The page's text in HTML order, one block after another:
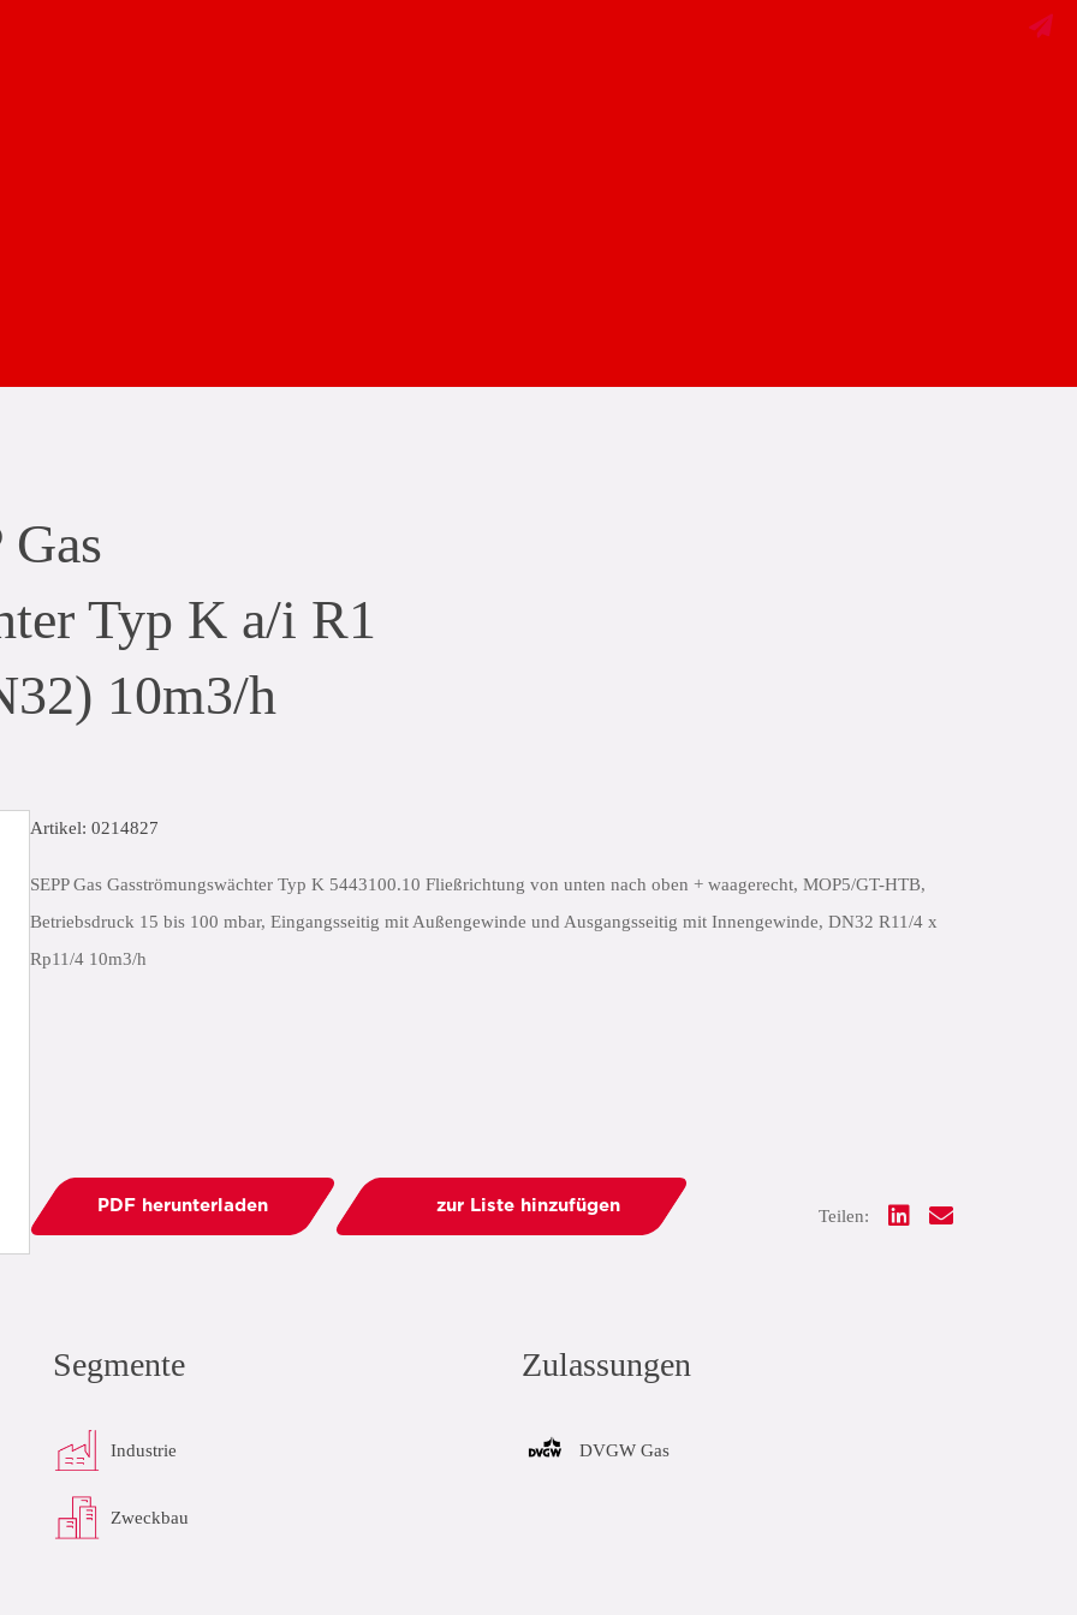
Typ K a/i R1
10m3/h
Artikel: 0214827
SEPP Gas Gasströmungswächter Typ K 5443100.10 Fließrichtung von unten nach oben + waagerecht, MOP5/GT-HTB,
Betriebsdruck 15 bis 100 mbar, Eingangsseitig mit Außengewinde und Ausgangsseitig mit Innengewinde, DN32 R11/4 x
Rp11/4 10m3/h
PDF herunterladen zur Liste hinzufügen Teilen:
Segmente
Industrie
Zweckbau
Zulassungen
DVGW Gas